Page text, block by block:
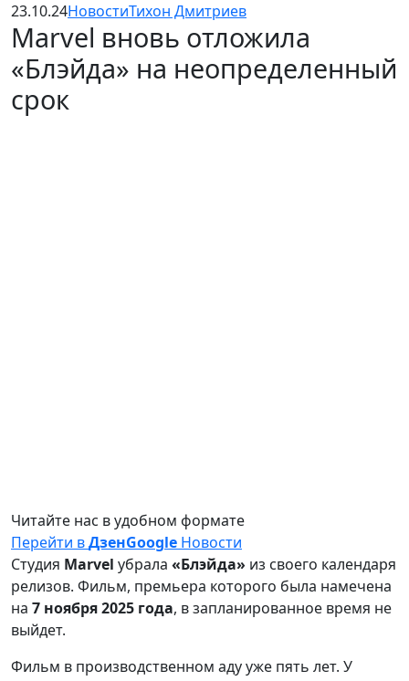
23.10.24НовостиТихон Дмитриев
Marvel вновь отложила
«Блэйда» на неопределенный
срок
Читайте нас в удобном формате
Перейти вДзенGoogle Новости
Студия Marvel убрала «Блэйда» из своего календаря
релизов. Фильм, премьера которого была намечена
на 7 ноября 2025 года, в запланированное время не
выйдет.
Фильм в производственном аду уже пять лет. У